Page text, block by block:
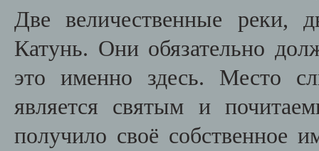
Две величественные реки,
Катунь. Они обязательно
это именно здесь. Место
является святым и
получило своё